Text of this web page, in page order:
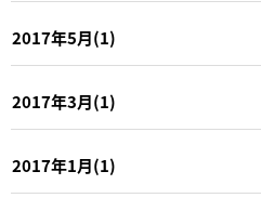
2017年5月(1)
2017年3月(1)
2017年1月(1)